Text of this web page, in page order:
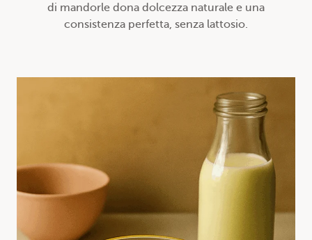
di mandorle dona dolcezza naturale e una
consistenza perfetta, senza lattosio.